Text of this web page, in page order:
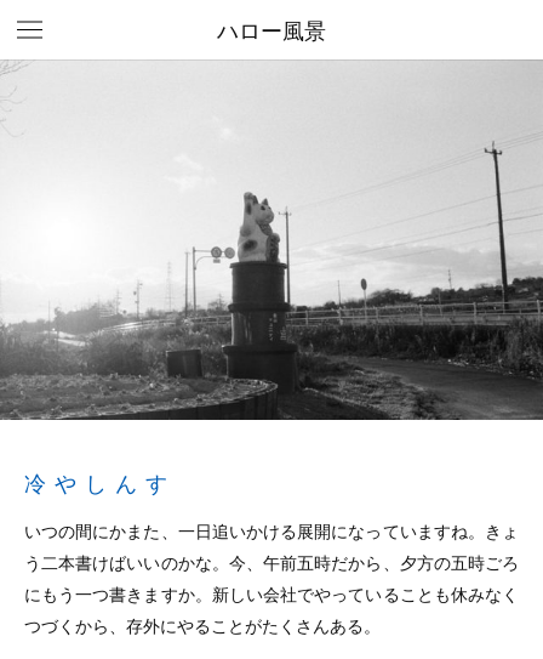
ハロー風景
冷やしんす
いつの間にかまた、一日追いかける展開になっていますね。きょ
う二本書けばいいのかな。今、午前五時だから、夕方の五時ごろ
にもう一つ書きますか。新しい会社でやっていることも休みなく
つづくから、存外にやることがたくさんある。